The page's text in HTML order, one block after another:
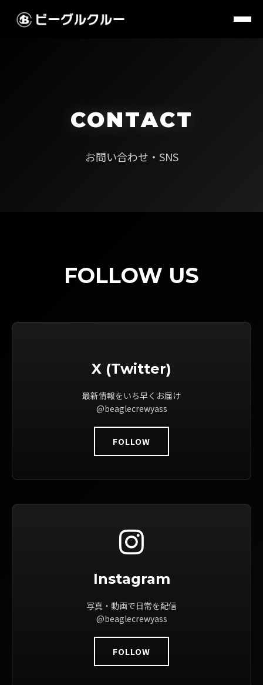
CONTACT
お問い合わせ・SNS
FOLLOW US
X (Twitter)
最新情報をいち早くお届け
@beaglecrewyass
FOLLOW
Instagram
写真・動画で日常を配信
@beaglecrewyass
FOLLOW